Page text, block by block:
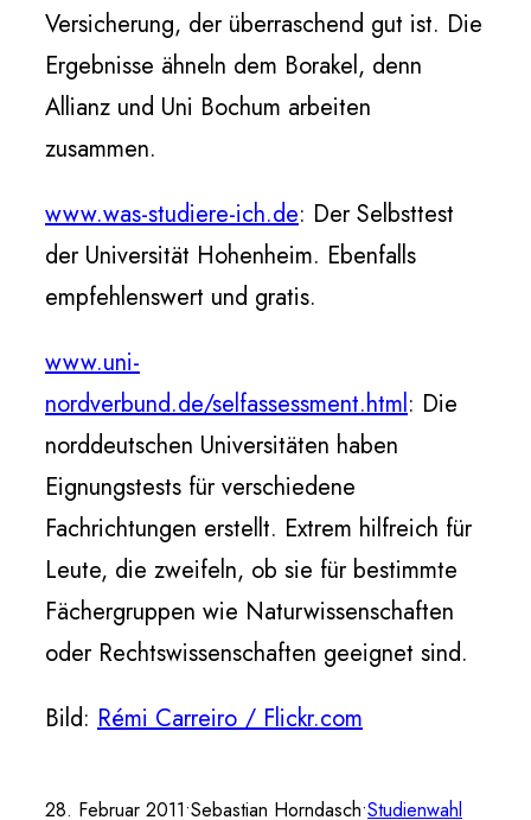
Versicherung, der überraschend gut ist. Die
Ergebnisse ähneln dem Borakel, denn
Allianz und Uni Bochum arbeiten
zusammen.
www.was-studiere-ich.de: Der Selbsttest
der Universität Hohenheim. Ebenfalls
empfehlenswert und gratis.
www.uni-
nordverbund.de/selfassessment.html: Die
norddeutschen Universitäten haben
Eignungstests für verschiedene
Fachrichtungen erstellt. Extrem hilfreich für
Leute, die zweifeln, ob sie für bestimmte
Fächergruppen wie Naturwissenschaften
oder Rechtswissenschaften geeignet sind.
Bild: Rémi Carreiro / Flickr.com
28. Februar 2011•Sebastian Horndasch•Studienwahl